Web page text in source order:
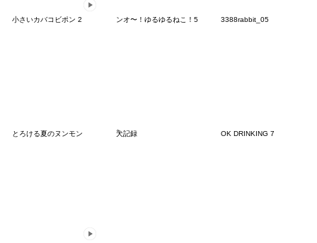
小さいカバコビポン 2 ンオ〜！ゆるゆるねこ！5 3388rabbit_05
とろける夏のヌンモン ْ犬記録 OK DRINKING 7